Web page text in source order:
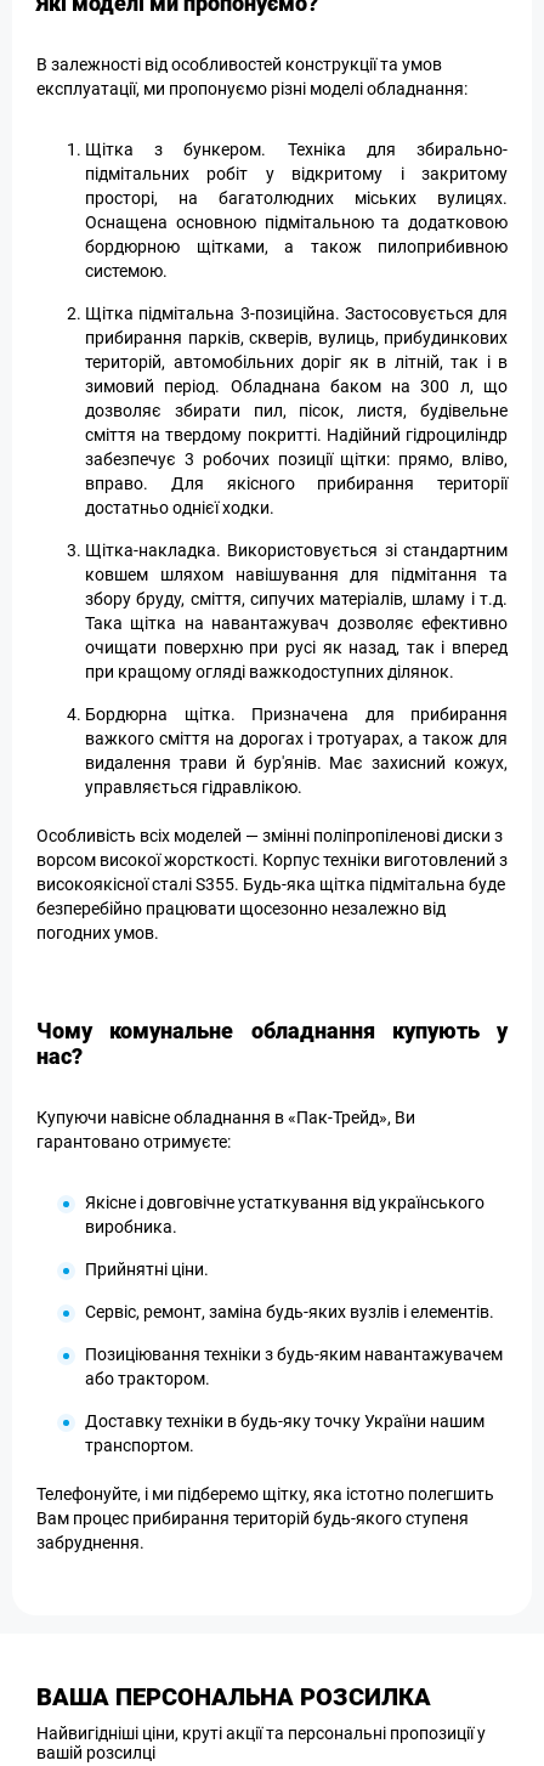
В залежності від особливостей конструкції та умов
експлуатації, ми пропонуємо різні моделі обладнання:
Щітка з бункером. Техніка для збирально-
підмітальних робіт у відкритому і закритому
просторі, на багатолюдних міських вулицях.
Оснащена основною підмітальною та додатковою
бордюрною щітками, а також пилоприбивною
системою.
Щітка підмітальна 3-позиційна. Застосовується для
прибирання парків, скверів, вулиць, прибудинкових
територій, автомобільних доріг як в літній, так і в
зимовий період. Обладнана баком на 300 л, що
дозволяє збирати пил, пісок, листя, будівельне
сміття на твердому покритті. Надійний гідроциліндр
забезпечує 3 робочих позиції щітки: прямо, вліво,
вправо. Для якісного прибирання території
достатньо однієї ходки.
Щітка-накладка. Використовується зі стандартним
ковшем шляхом навішування для підмітання та
збору бруду, сміття, сипучих матеріалів, шламу і т.д.
Така щітка на навантажувач дозволяє ефективно
очищати поверхню при русі як назад, так і вперед
при кращому огляді важкодоступних ділянок.
Бордюрна щітка. Призначена для прибирання
важкого сміття на дорогах і тротуарах, а також для
видалення трави й бур'янів. Має захисний кожух,
управляється гідравлікою.
Особливість всіх моделей — змінні поліпропіленові диски з
ворсом високої жорсткості. Корпус техніки виготовлений з
високоякісної сталі S355. Будь-яка щітка підмітальна буде
безперебійно працювати щосезонно незалежно від
погодних умов.
Чому комунальне обладнання купують у
нас?
Купуючи навісне обладнання в «Пак-Трейд», Ви
гарантовано отримуєте:
Якісне і довговічне устаткування від українського
виробника.
Прийнятні ціни.
Сервіс, ремонт, заміна будь-яких вузлів і елементів.
Позиціювання техніки з будь-яким навантажувачем
або трактором.
Доставку техніки в будь-яку точку України нашим
транспортом.
Телефонуйте, і ми підберемо щітку, яка істотно полегшить
Вам процес прибирання територій будь-якого ступеня
забруднення.
ВАША ПЕРСОНАЛЬНА РОЗСИЛКА
Найвигідніші ціни, круті акції та персональні пропозиції у
вашій розсилці